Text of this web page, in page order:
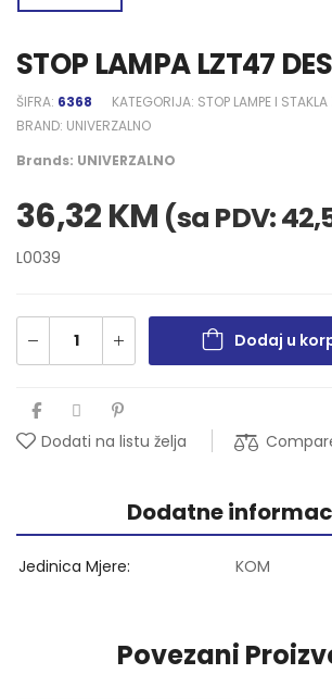
STOP LAMPA LZT47
ŠIFRA: 6368 KATEGORIJA: STOP LAMPE I
BRAND: UNIVERZALNO
Brands: UNIVERZALNO
36,32KM (sa PDV:
L0039
Dodaj u
Dodati na listu želja
Dodatne
Jedinica Mjere KOM
Povezani